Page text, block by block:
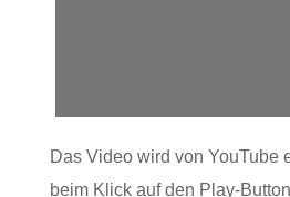
Das Video wird von YouTube
beim Klick auf den Play-